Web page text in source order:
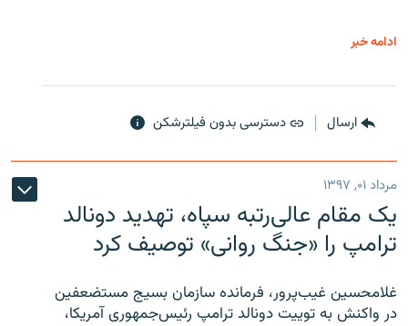
ادامه خبر
ارسال دسترسی بدون فیلترشکن
مرداد ۰۱, ۱۳۹۷
یک مقام عالی‌رتبه سپاه، تهدید دونالد
ترامپ را «جنگ روانی» توصیف کرد
غلامحسین غیب‌پرور، فرمانده سازمان بسیج مستضعفین
در واکنش به توییت دونالد ترامپ رئیس‌جمهوری آمریکا،